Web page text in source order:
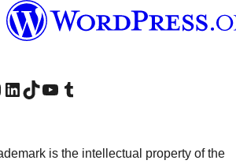
Инстаграм налог
Visit our LinkedIn account
Посетите наш TikTok налог
Visit our YouTube channel
Посетите наш Tumblr налог
is the intellectual property of the